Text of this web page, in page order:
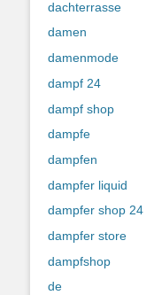
dachterrasse
damen
damenmode
dampf 24
dampf shop
dampfe
dampfen
dampfer liquid
dampfer shop 24
dampfer store
dampfshop
de